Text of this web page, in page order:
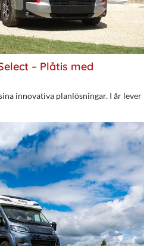
– Plåtis med
innovativa planlösningar. I år lever